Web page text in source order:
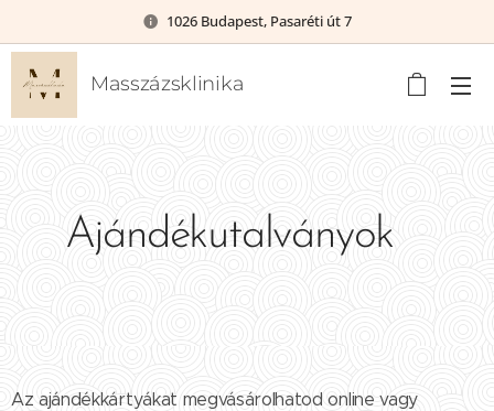
1026 Budapest, Pasaréti út 7
Masszázsklinika
Ajándékutalványok
Az ajándékkártyákat megvásárolhatod online vagy